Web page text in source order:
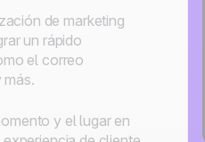
de marketing
un rápido
el correo
y el lugar en